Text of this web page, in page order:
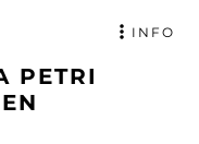
PETRI
INFO